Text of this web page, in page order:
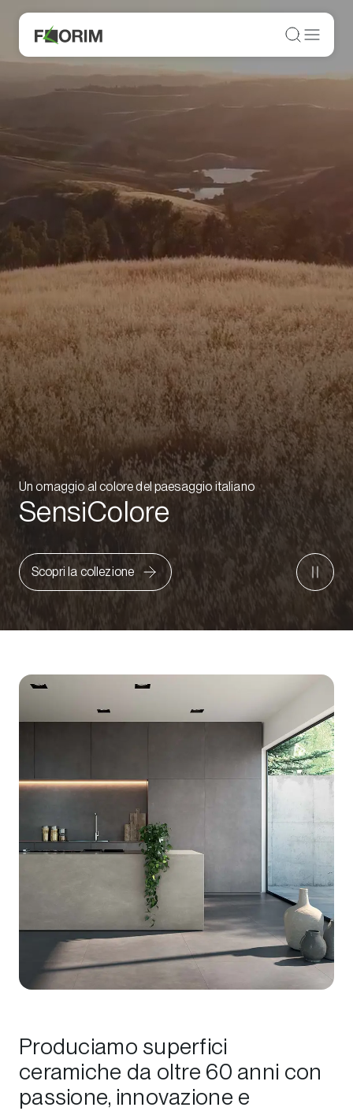
Un omaggio al colore del paesaggio italiano
SensiColore
Scopri la collezione
Produciamo superfici
ceramiche da oltre 60 anni con
passione, innovazione e